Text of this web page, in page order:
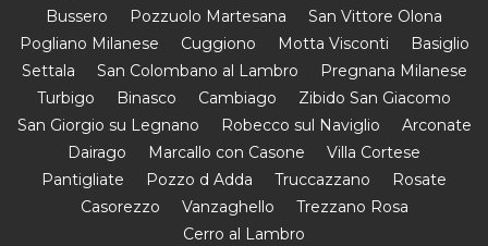
Bussero
Pozzuolo Martesana
San Vittore Olona
Pogliano Milanese
Cuggiono Motta Visconti
Basiglio
Settala
San Colombano al Lambro
Pregnana Milanese
Turbigo
Binasco Cambiago
Zibido San Giacomo
San Giorgio su Legnano
Robecco sul Naviglio
Arconate
Dairago
Marcallo con Casone
Villa Cortese
Pantigliate
Pozzo d Adda Truccazzano
Rosate
Casorezzo
Vanzaghello
Trezzano Rosa
Cerro al Lambro